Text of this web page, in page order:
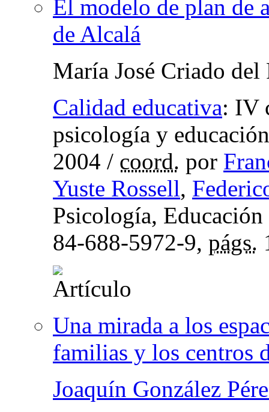
El modelo de plan de
de Alcalá
María José Criado
Calidad educativa: IV
psicología y
2004 / coord. por
Yuste Rossell,
Psicología,
84-688-5972-9, págs.
Una mirada a los
familias y los centros
Joaquín González